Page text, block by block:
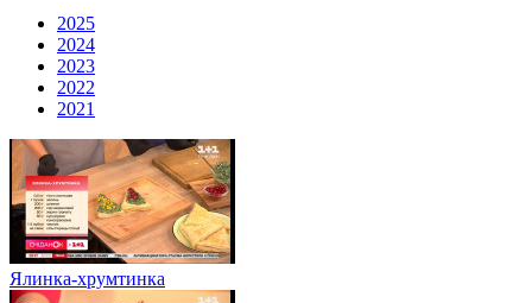
2025
2024
2023
2022
2021
Ялинка-хрумтинка